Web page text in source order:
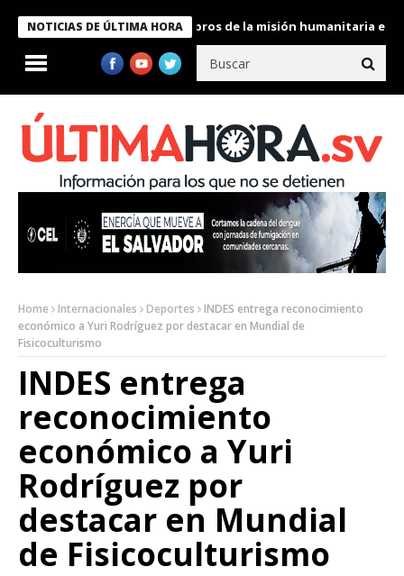
NOTICIAS DE ÚLTIMA HORA
Bukele condecora a miembros de la misión humanitaria enviada
Home Internacionales Deportes
INDES entrega reconocimiento
económico a Yuri Rodríguez por destacar en Mundial de
Fisicoculturismo
INDES entrega
reconocimiento
económico a Yuri
Rodríguez por
destacar en Mundial
de Fisicoculturismo